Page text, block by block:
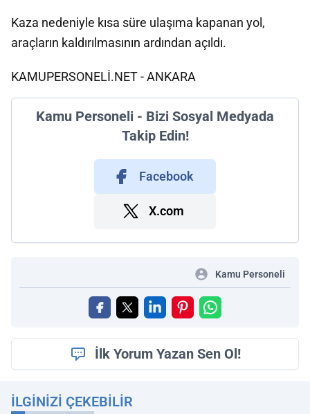
Kaza nedeniyle kısa süre ulaşıma kapanan yol,
araçların kaldırılmasının ardından açıldı.
KAMUPERSONELİ.NET - ANKARA
Kamu Personeli - Bizi Sosyal Medyada
Takip Edin!
Facebook
X.com
Kamu Personeli
İlk Yorum Yazan Sen Ol!
İLGINIZI ÇEKEBILIR